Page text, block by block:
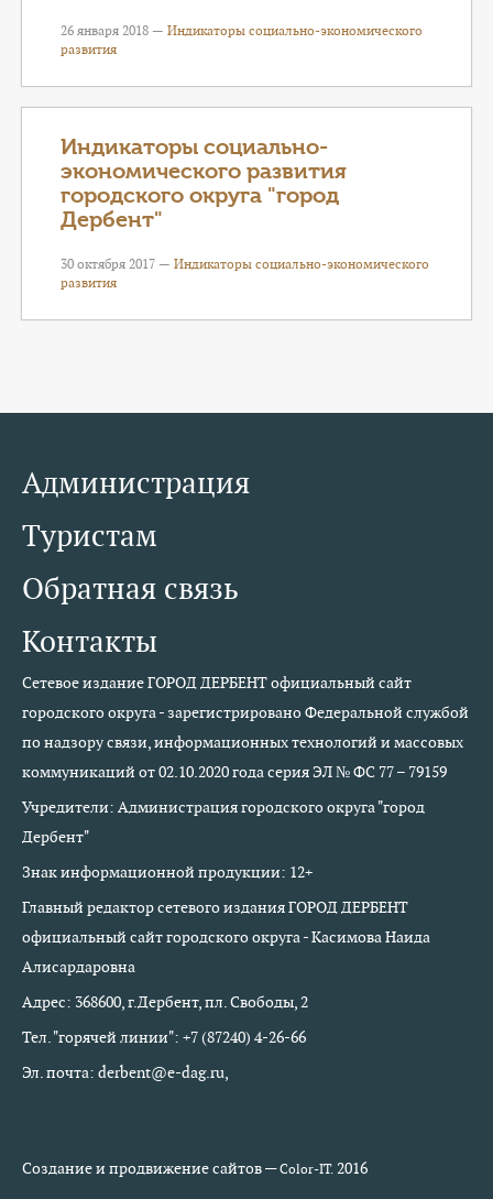
26 января 2018 — Индикаторы социально-экономического
развития
Индикаторы социально-
экономического развития
городского округа "город
Дербент"
30 октября 2017 — Индикаторы социально-экономического
развития
Администрация
Туристам
Обратная связь
Контакты
Сетевое издание ГОРОД ДЕРБЕНТ официальный сайт
городского округа - зарегистрировано Федеральной службой
по надзору связи, информационных технологий и массовых
коммуникаций от 02.10.2020 года серия ЭЛ № ФС 77 – 79159
Учредители: Администрация городского округа "город
Дербент"
Знак информационной продукции: 12+
Главный редактор сетевого издания ГОРОД ДЕРБЕНТ
официальный сайт городского округа - Касимова Наида
Алисардаровна
Адрес: 368600, г.Дербент, пл. Свободы, 2
Тел. "горячей линии": +7 (87240) 4-26-66
Эл. почта: derbent@e-dag.ru,
Создание и продвижение сайтов —Color-IT.2016